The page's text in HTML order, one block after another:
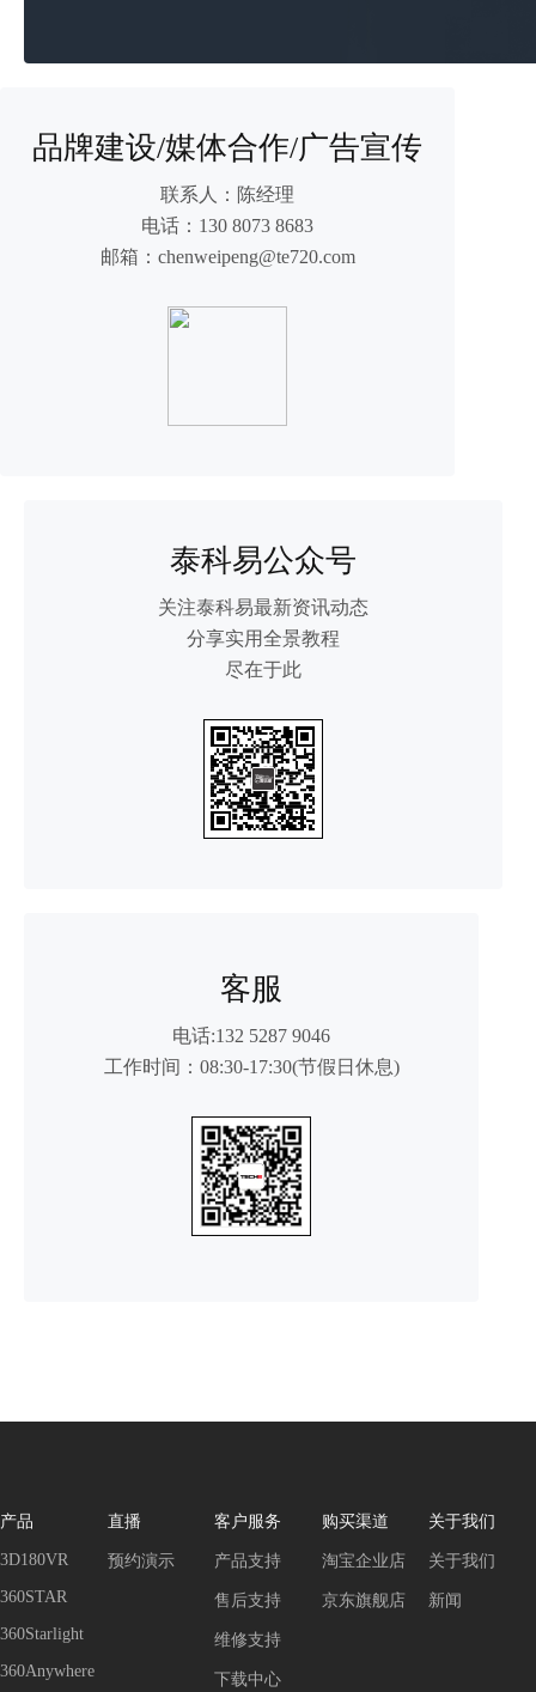
品牌建设/媒体合作/广告宣传
联系人： 陈经理
电话： 130 8073 8683
邮箱： chenweipeng@te720.com
泰科易公众号
关注泰科易最新资讯动态
分享实用全景教程
尽在于此
客服
电话:132 5287 9046
工作时间：08:30-17:30(节假日休息)
产品
3D180VR
360STAR
360Starlight
360Anywhere
直播
预约演示
客户服务
产品支持
售后支持
维修支持
下载中心
购买渠道
淘宝企业店
京东旗舰店
关于我们
关于我们
新闻